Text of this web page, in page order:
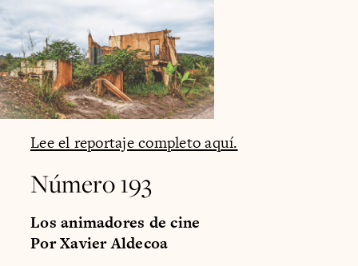
Lee el reportaje completo aquí.
Número 193
Los animadores de cine
Por Xavier Aldecoa